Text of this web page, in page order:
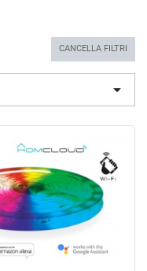
CANCELLA FILTRI
